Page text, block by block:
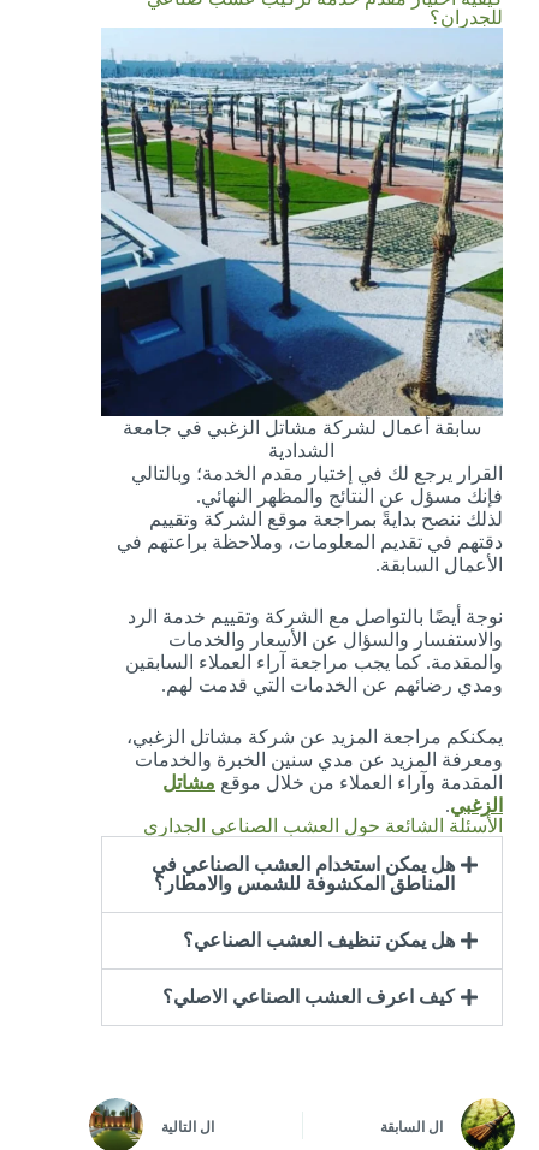
للجدران؟
سابقة أعمال لشركة مشاتل الزغبي في جامعة
الشدادية
القرار يرجع لك في إختيار مقدم الخدمة؛ وبالتالي
فإنك مسؤل عن النتائج والمظهر النهائي.
لذلك ننصح بدايةً بمراجعة موقع الشركة وتقييم
دقتهم في تقديم المعلومات، وملاحظة براعتهم في
الأعمال السابقة.
نوجة أيضًا بالتواصل مع الشركة وتقييم خدمة الرد
والاستفسار والسؤال عن الأسعار والخدمات
والمقدمة. كما يجب مراجعة آراء العملاء السابقين
ومدي رضائهم عن الخدمات التي قدمت لهم.
يمكنكم مراجعة المزيد عن شركة مشاتل الزغبي،
ومعرفة المزيد عن مدي سنين الخبرة والخدمات
المقدمة وآراء العملاء من خلال موقع مشاتل
الزغبي.
الأسئلة الشائعة حول العشب الصناعي الجداري
هل يمكن استخدام العشب الصناعي في
المناطق المكشوفة للشمس والامطار؟
هل يمكن تنظيف العشب الصناعي؟
كيف اعرف العشب الصناعي الاصلي؟
ال السابقة ال التالية